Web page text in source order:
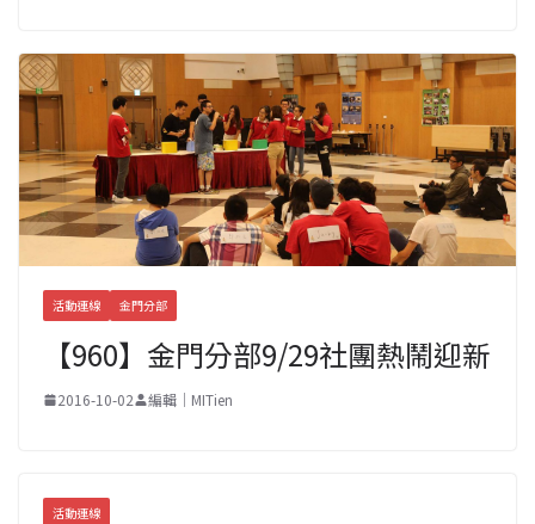
活動連線 金門分部
【960】金門分部9/29社團熱鬧迎新
2016-10-02 編輯｜MITien
活動連線